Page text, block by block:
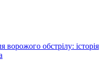
обстрілу: історія